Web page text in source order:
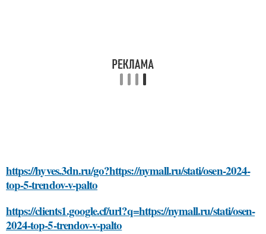
https://hyves.3dn.ru/go?https://nymall.ru/stati/osen-2024-
top-5-trendov-v-palto
https://clients1.google.cf/url?q=https://nymall.ru/stati/osen-
2024-top-5-trendov-v-palto